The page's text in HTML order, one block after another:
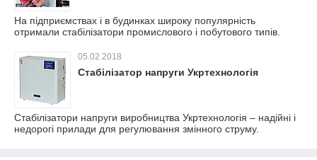
На підприємствах і в будинках широку популярність
отримали стабілізатори промислового і побутового типів.
05.02.2018
Стабілізатор напруги Укртехнологія
Стабілізатори напруги виробництва Укртехнологія – надійні і
недорогі прилади для регулювання змінного струму.